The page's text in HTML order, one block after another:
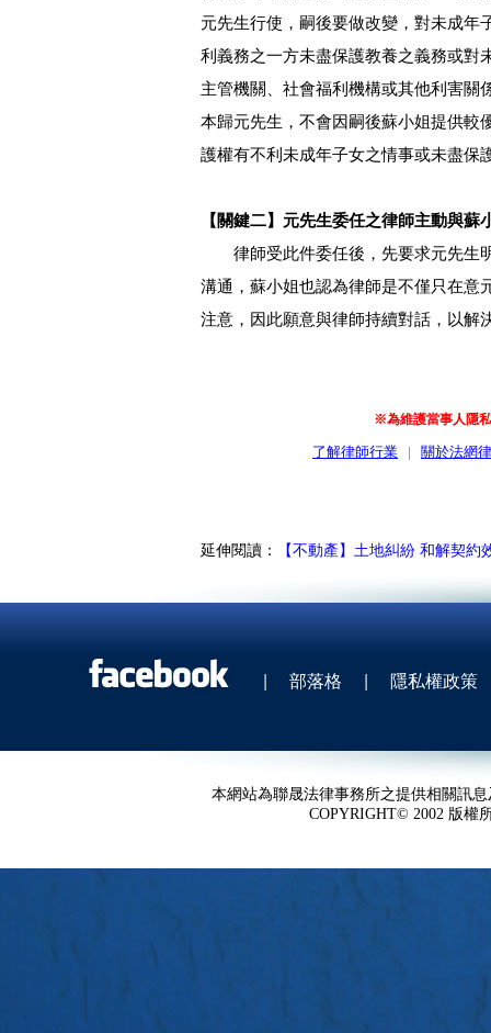
元先生行使，嗣後要做改變，對未成年
利義務之一方未盡保護教養之義務或對
主管機關、社會福利機構或其他利害關
本歸元先生，不會因嗣後蘇小姐提供較
護權有不利未成年子女之情事或未盡保
【關鍵二】元先生委任之律師主動與蘇
律師受此件委任後，先要求元先生
溝通，蘇小姐也認為律師是不僅只在意
注意，因此願意與律師持續對話，以解
※為維護當事人隱
了解律師行業 | 關於法網
延伸閱讀： 【不動產】土地糾紛 和解契約
| 部落格 | 隱私權政策
本網站為聯晟法律事務所之提供相關訊
COPYRIGHT© 2002 版權